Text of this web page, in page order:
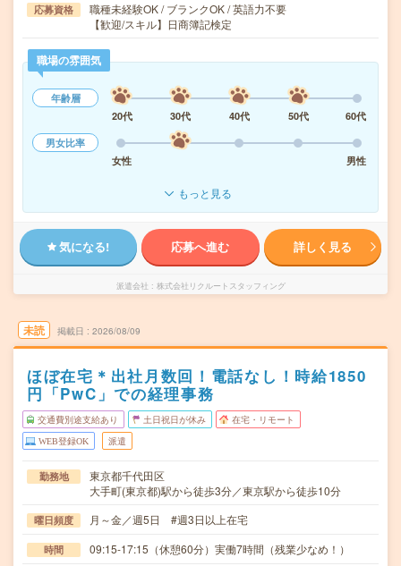
応募資格
職種未経験OK / ブランクOK / 英語力不要
【歓迎/スキル】日商簿記検定
職場の雰囲気
年齢層
20代
30代 40代 50代
60代
男女比率
女性
男性
もっと見る
気になる! 応募へ進む 詳しく見る
派遣会社 株式会社リクルートスタッフィング
未読 掲載日 2026/08/09
ほぼ在宅＊出社月数回！電話なし！時給1850
円「PwC」での経理事務
交通費別途支給あり 土日祝日が休み 在宅・リモート
WEB登録OK 派遣
勤務地
東京都千代田区
大手町(東京都)駅から徒歩3分／東京駅から徒歩10分
曜日頻度 月～金／週5日 #週3日以上在宅
時間 09:15-17:15（休憩60分）実働7時間（残業少なめ！）